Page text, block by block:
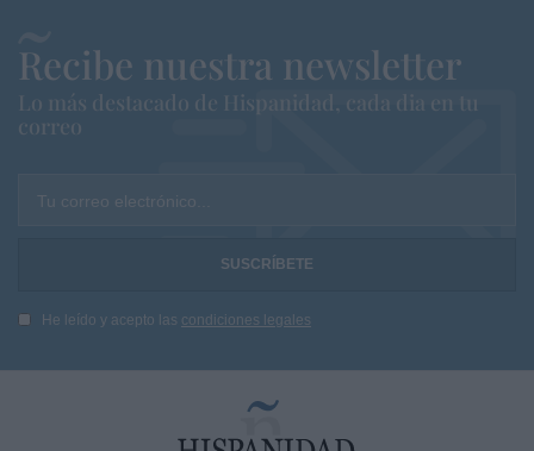
Recibe nuestra newsletter
Lo más destacado de Hispanidad, cada dia en tu
correo
Tu correo electrónico...
He leído y acepto las condiciones legales